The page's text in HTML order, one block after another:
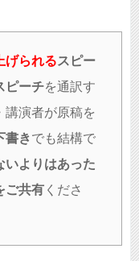
げられるスピー
ピーチを通訳す
講演者が原稿を
書きでも結構で
いよりはあった
ご共有 くださ